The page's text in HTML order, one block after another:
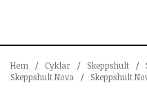
Hem / Cyklar / Skeppshult /
Skeppshult Nova
/ Skeppshult